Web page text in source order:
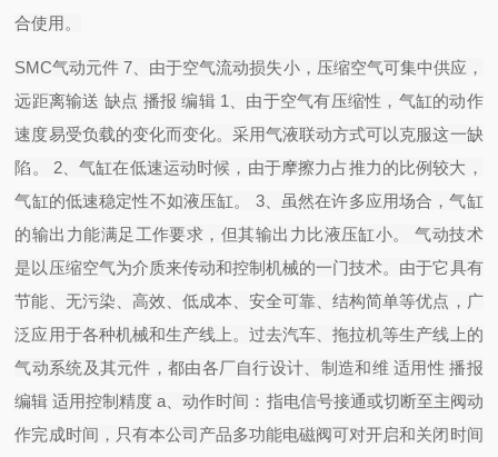
合使用。
SMC气动元件 7、由于空气流动损失小，压缩空气可集中供应，
远距离输送 缺点 播报 编辑 1、由于空气有压缩性，气缸的动作
速度易受负载的变化而变化。采用气液联动方式可以克服这一缺
陷。 2、气缸在低速运动时候，由于摩擦力占推力的比例较大，
气缸的低速稳定性不如液压缸。 3、虽然在许多应用场合，气缸
的输出力能满足工作要求，但其输出力比液压缸小。 气动技术
是以压缩空气为介质来传动和控制机械的一门技术。由于它具有
节能、无污染、高效、低成本、安全可靠、结构简单等优点，广
泛应用于各种机械和生产线上。过去汽车、拖拉机等生产线上的
气动系统及其元件，都由各厂自行设计、制造和维 适用性 播报
编辑 适用控制精度 a、动作时间：指电信号接通或切断至主阀动
作完成时间，只有本公司产品多功能电磁阀可对开启和关闭时间